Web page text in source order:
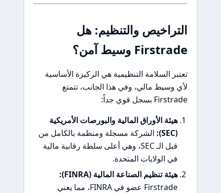
التراخيص والتنظيم: هل
Firstrade وسيط آمن؟
تعتبر السلامة التنظيمية هي الركيزة الأساسية
لأي وسيط مالي، وفي هذا الجانب، تتمتع
Firstrade بسجل قوي جداً:
هيئة الأوراق المالية والبورصات الأمريكية
(SEC):
الشركة مسجلة ومنظمة بالكامل من
قبل الـ SEC، وهي أعلى سلطة رقابية مالية
في الولايات المتحدة.
هيئة تنظيم الصناعة المالية (FINRA):
Firstrade عضو في FINRA، مما يعني